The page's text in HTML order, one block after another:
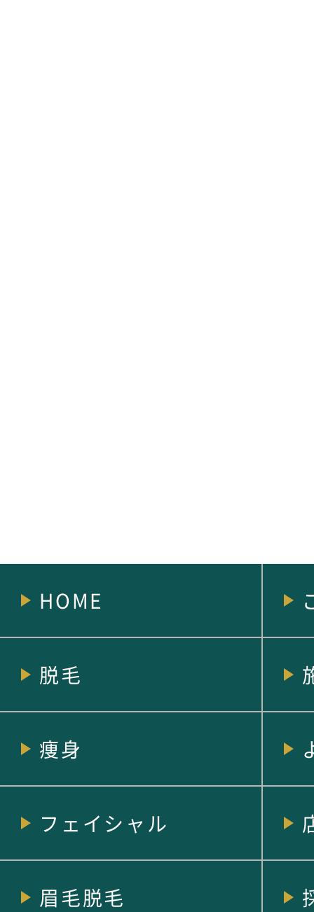
HOME
脱毛
痩身
フェイシャル
眉毛脱毛